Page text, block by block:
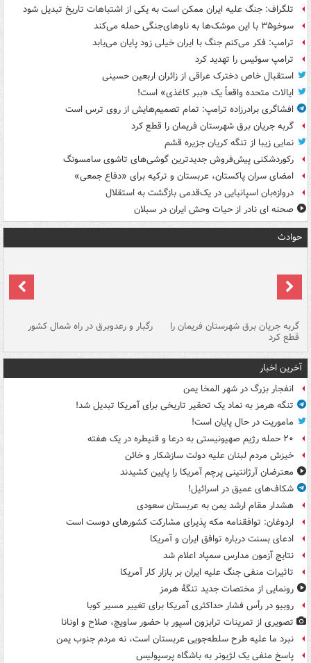
تلگراف: جنگ علیه ایران ممکن است به یکی از اشتباهات تاریخ تبدیل شود
سوخو۳۵ با این موشک‌ها به ناوهای‌جنگی حمله می‌کند
ترامپ: فکر می‌کنم جنگ با ایران خیلی زود پایان می‌یابد
ترامپ سوئیس را تهدید کرد
استقبال خاص دخترک عراقی از زائران اربعین حسینی
ایالات متحده واقعاً یک «ببر کاغذی» است!
افشاگری برادرزاده ترامپ: تمام تصمیم‌هایش از روی ترس است
گربه جریان برق شهرستان فریمان را قطع کرد
نمایی زیبا از تنگه کریان جزیره قشم
رکوردشکنی پیش‌فروش جدیدترین گوشی‌های تاشوی سامسونگ
امضای سران پاکستان، عربستان و ترکیه برای «دفاع جمعی»
دروازه‌بان اسپانیایی در یک‌قدمی بازگشت به استقلال
صحنه ای نادر از حیات وحش ایران در سبلان
حوادث
گربه جریان برق شهرستان فریمان را
قطع کرد
رگبار و رعدوبرق در راه شمال کشور
آخرین اخبار
انفجار بزرگ در شهر المخا یمن
تنگه هرمز به نماد یک تحقیر تاریخی برای آمریکا تبدیل شد!
ماموریت در حال پایان است!
۲۰ حمله رژیم صهیونیستی به درعا و قنیطره در یک هفته
خیزش مردم لبنان علیه دولت سازشکار و خائن
معترضان آرژانتینی پرچم آمریکا را پایین کشیدند
شکاف‌های عمیق در اسرائیل!
هشدار مقام ارشد یمن به عربستان سعودی
اردوغان: توافقنامه مکه پذیرای مشارکت کشورهای دوست است
ادعای بسنت درباره توافق ایران و آمریکا
نتایج آزمون مدارس سمپاد اعلام شد
تاثیرات منفی جنگ علیه ایران بر بازار کار آمریکا
رونمایی از مختصات جدید تنگۀ هرمز
روبیو در رأس فشار حداکثری آمریکا برای تغییر مسیر کوبا
تصویری از تمرینات ترابزون اسپور با حضور ساویچ، صلاح و اونانا
نبرد ما علیه طرح سلطه‌جویی عربستان است، نه مردم جنوب یمن
پاسخ منفی یک لژیونر به باشگاه پرسپولیس